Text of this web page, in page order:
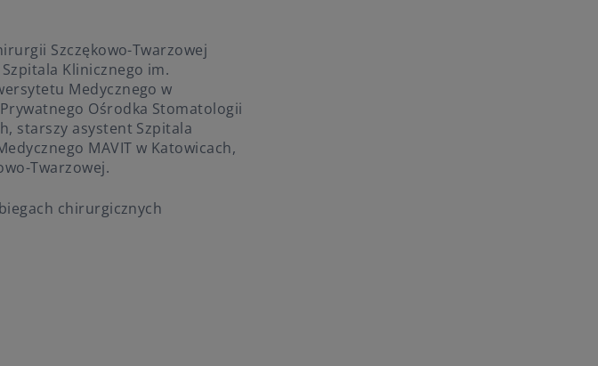
Szczękowo-Twarzowej
Klinicznego im.
Medycznego w
Ośrodka Stomatologii
starszy asystent Szpitala
MAVIT w Katowicach,
Twarzowej.
chirurgicznych